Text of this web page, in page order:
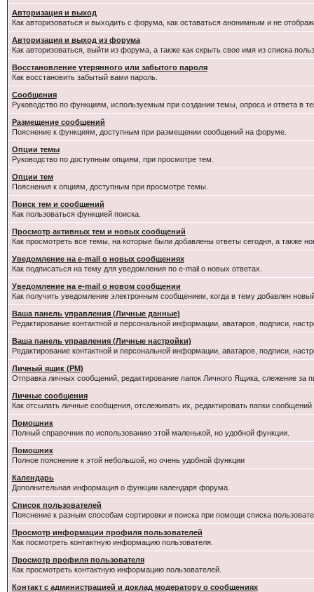
Авторизация и выход
Как авторизоваться и выходить с форума, как оставаться анонимным и не
Авторизация и выход из форума
Как авторизоваться, выйти из форума, а также как скрыть свое имя из списка
Восстановление утерянного или забытого пароля
Как восстановить забытый вами пароль.
Сообщения
Руководство по функциям, используемым при создании темы, опроса и ответа в
Размещение сообщений
Пояснение к функциям, доступным при размещении сообщений на форуме.
Опции темы
Руководство по доступным опциям, при просмотре тем.
Опции тем
Пояснения к опциям, доступным при просмотре темы.
Поиск тем и сообщений
Как пользоваться функцией поиска.
Просмотр активных тем и новых сообщений
Как просмотреть все темы, на которые были добавлены ответы сегодня, а также
Уведомление на e-mail о новых сообщениях
Как подписаться на тему для уведомления по e-mail о новых ответах.
Уведомление на е-mail о новом сообщении
Как получить уведомление электронным сообщением, когда в тему добавлен
Ваша панель управления (Личные данные)
Редактирование контактной и персональной информации, аватаров, подписи,
Ваша панель управления (Личные настройки)
Редактирование контактной и персональной информации, аватаров, подписи,
Личный ящик (PM)
Отправка личных сообщений, редактирование папок Личного Ящика, слежение за
Личные сообщения
Как отсылать личные сообщения, отслеживать их, редактировать папки
Помощник
Полный справочник по использованию этой маленькой, но удобной функции.
Помошник
Полное пояснение к этой небольшой, но очень удобной функции
Календарь
Дополнительная информация о функции календаря форума.
Список пользователей
Пояснение к разным способам сортировки и поиска при помощи списка
Просмотр информации профиля пользователей
Как посмотреть контактную информацию пользователя.
Просмотр профиля пользователя
Как просмотреть контактную информацию пользователей.
Контакт с администрацией и доклад модератору о сообщениях